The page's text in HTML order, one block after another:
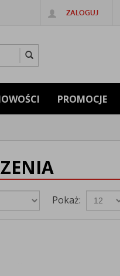
ZALOGUJ
PROMOCJE
Pokaż: